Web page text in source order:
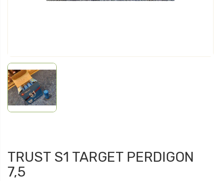
TRUST S1 TARGET PERDIGON
7,5